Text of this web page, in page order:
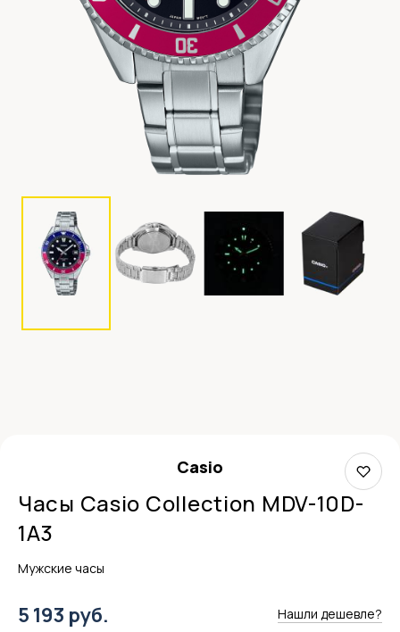
Casio
Часы Casio Collection MDV-10D-
1A3
Мужские часы
5 193 руб. Нашли дешевле?